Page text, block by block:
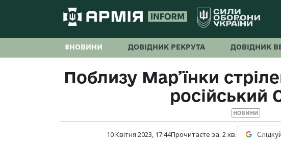
#НОВИНИ ДОВІДНИК РЕКРУТА ДОВІДНИК
Поблизу Мар’їнки
російський
НОВИНИ
10 Квітня 2023, 17:44Прочитаєте за: 2хв.